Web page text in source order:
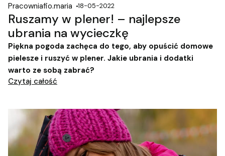
Pracowniafio.maria 18-05-2022
Ruszamy w plener! – najlepsze
ubrania na wycieczkę
Piękna pogoda zachęca do tego, aby opuścić domowe
pielesze i ruszyć w plener. Jakie ubrania i dodatki
warto ze sobą zabrać?
Czytaj całość